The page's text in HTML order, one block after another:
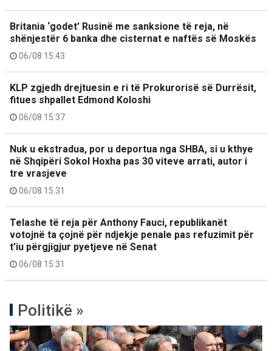
Britania ‘godet’ Rusinë me sanksione të reja, në
shënjestër 6 banka dhe cisternat e naftës së Moskës
06/08 15:43
KLP zgjedh drejtuesin e ri të Prokurorisë së Durrësit,
fitues shpallet Edmond Koloshi
06/08 15:37
Nuk u ekstradua, por u deportua nga SHBA, si u kthye
në Shqipëri Sokol Hoxha pas 30 viteve arrati, autor i
tre vrasjeve
06/08 15:31
Telashe të reja për Anthony Fauci, republikanët
votojnë ta çojnë për ndjekje penale pas refuzimit për
t’iu përgjigjur pyetjeve në Senat
06/08 15:31
Politikë »